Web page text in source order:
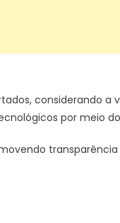
considerando a
por meio